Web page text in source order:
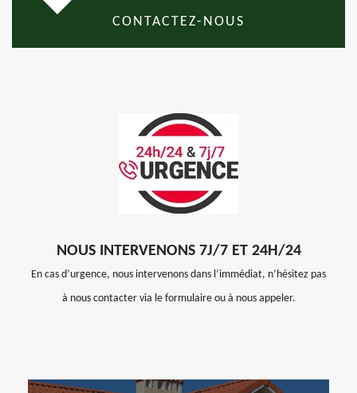
CONTACTEZ-NOUS
NOUS INTERVENONS 7J/7 ET 24H/24
En cas d’urgence, nous intervenons dans l’immédiat, n’hésitez pas
à nous contacter via le formulaire ou à nous appeler.